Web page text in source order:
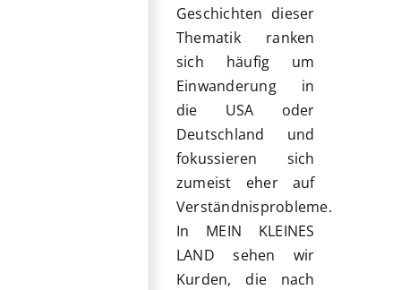
Geschichten dieser
Thematik ranken
sich häufig um
Einwanderung in
die USA oder
Deutschland und
fokussieren sich
zumeist eher auf
Verständnisprobleme.
In MEIN KLEINES
LAND sehen wir
Kurden, die nach